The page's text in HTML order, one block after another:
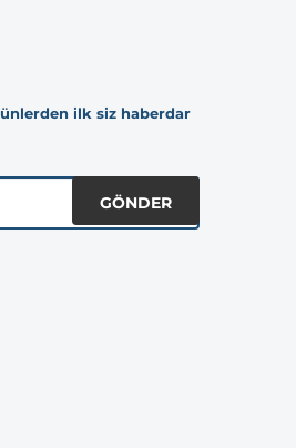
ilk siz haberdar
GÖNDER